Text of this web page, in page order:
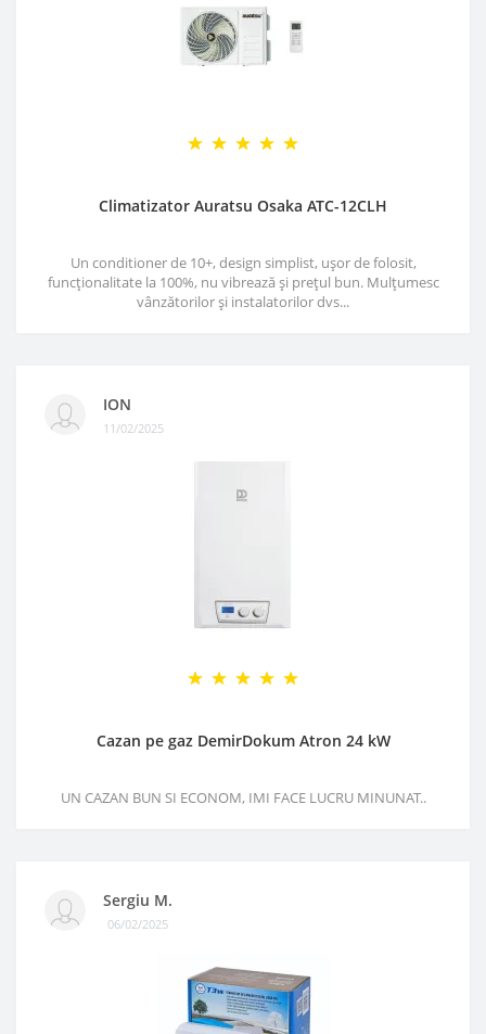
Climatizator Auratsu Osaka ATC-12CLH
Un conditioner de 10+, design simplist, ușor de folosit,
funcționalitate la 100%, nu vibrează și prețul bun. Mulțumesc
vânzătorilor și instalatorilor dvs...
ION
11/02/2025
Cazan pe gaz DemirDokum Atron 24 kW
UN CAZAN BUN SI ECONOM, IMI FACE LUCRU MINUNAT..
Sergiu M.
06/02/2025